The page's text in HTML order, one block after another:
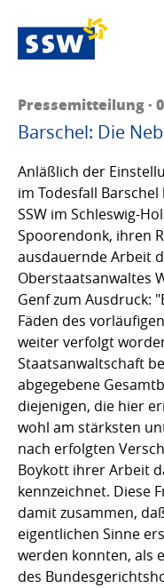
Pressemitteilung ·
Barschel: Die
Anläßlich der
im Todesfall
SSW im Schleswig-
Spoorendonk, ihren
ausdauernde Arbeit
Oberstaatsanwaltes
Genf zum Ausdruck:
Fäden des
weiter verfolgt
Staatsanwaltschaft
abgegebene
diejenigen, die hier
wohl am stärksten
nach erfolgten
Boykott ihrer Arbeit
kennzeichnet. Diese
damit zusammen,
eigentlichen Sinne
werden konnten, als
des